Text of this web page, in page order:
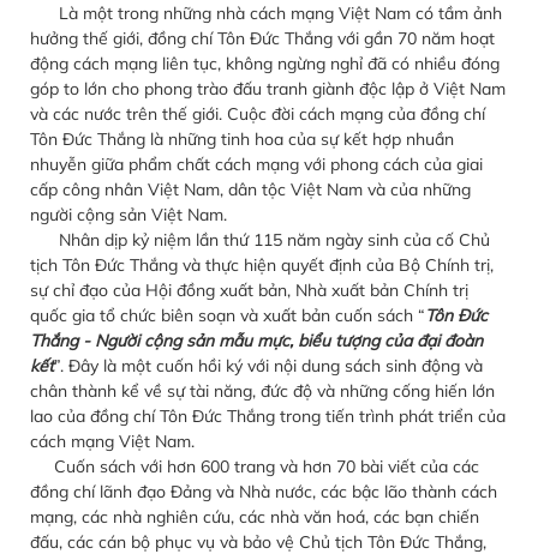
Là một trong những nhà cách mạng Việt Nam có tầm ảnh
hưởng thế giới, đồng chí Tôn Đức Thắng với gần 70 năm hoạt
động cách mạng liên tục, không ngừng nghỉ đã có nhiều đóng
góp to lớn cho phong trào đấu tranh giành độc lập ở Việt Nam
và các nước trên thế giới. Cuộc đời cách mạng của đồng chí
Tôn Đức Thắng là những tinh hoa của sự kết hợp nhuần
nhuyễn giữa phẩm chất cách mạng với phong cách của giai
cấp công nhân Việt Nam, dân tộc Việt Nam và của những
người cộng sản Việt Nam.
Nhân dịp kỷ niệm lần thứ 115 năm ngày sinh của cố Chủ
tịch Tôn Đức Thắng và thực hiện quyết định của Bộ Chính trị,
sự chỉ đạo của Hội đồng xuất bản, Nhà xuất bản Chính trị
quốc gia tổ chức biên soạn và xuất bản cuốn sách “Tôn Đức
Thắng - Người cộng sản mẫu mực, biểu tượng của đại đoàn
kết”. Đây là một cuốn hồi ký với nội dung sách sinh động và
chân thành kể về sự tài năng, đức độ và những cống hiến lớn
lao của đồng chí Tôn Đức Thắng trong tiến trình phát triển của
cách mạng Việt Nam.
Cuốn sách với hơn 600 trang và hơn 70 bài viết của các
đồng chí lãnh đạo Đảng và Nhà nước, các bậc lão thành cách
mạng, các nhà nghiên cứu, các nhà văn hoá, các bạn chiến
đấu, các cán bộ phục vụ và bảo vệ Chủ tịch Tôn Đức Thắng,